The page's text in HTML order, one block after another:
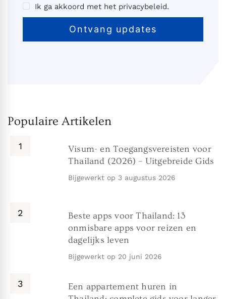
Ik ga akkoord met het privacybeleid.
Populaire Artikelen
Visum- en Toegangsvereisten voor
Thailand (2026) – Uitgebreide Gids
Bijgewerkt op 3 augustus 2026
Beste apps voor Thailand: 13
onmisbare apps voor reizen en
dagelijks leven
Bijgewerkt op 20 juni 2026
Een appartement huren in